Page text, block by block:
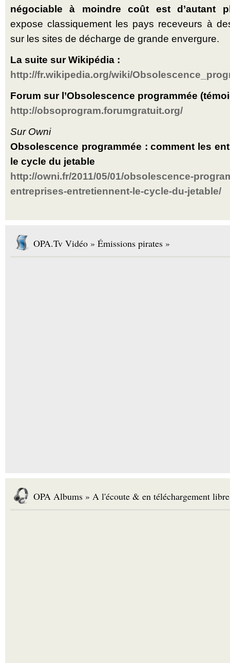
négociable à moindre coût est d’autant
expose classiquement les pays receveurs à
sur les sites de décharge de grande envergure.
La suite sur Wikipédia :
http://fr.wikipedia.org/wiki/
Forum sur l’Obsolescence programmée
http://obsoprogram.forumgratuit.org/
Sur Owni
Obsolescence programmée : comment les
le cycle du jetable
http://owni.fr/2011/05/01/obsolescence-
entreprises-entretiennent-le-cycle-du-jetable/
OPA.Tv Vidéo » Émissions pirates »
OPA Albums » A l'écoute & en téléchargement